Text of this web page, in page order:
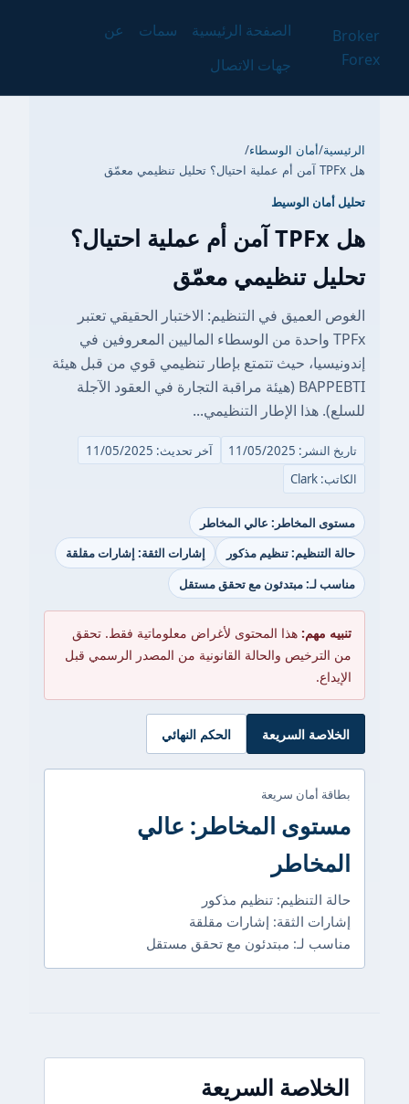
Broker
Forex
الصفحة الرئيسية سمات
عن
جهات الاتصال
الرئيسية/أمان الوسطاء/
هل TPFx آمن أم عملية احتيال؟ تحليل تنظيمي معمّق
تحليل أمان الوسيط
هل TPFx آمن أم عملية احتيال؟
تحليل تنظيمي معمّق
الغوص العميق في التنظيم: الاختبار الحقيقي تعتبر
TPFx واحدة من الوسطاء الماليين المعروفين في
إندونيسيا، حيث تتمتع بإطار تنظيمي قوي من قبل هيئة
BAPPEBTI (هيئة مراقبة التجارة في العقود الآجلة
للسلع). هذا الإطار التنظيمي...
تاريخ النشر: 11/05/2025
آخر تحديث: 11/05/2025
الكاتب: Clark
مستوى المخاطر: عالي المخاطر
حالة التنظيم: تنظيم مذكور
إشارات الثقة: إشارات مقلقة
مناسب لـ: مبتدئون مع تحقق مستقل
تنبيه مهم: هذا المحتوى لأغراض معلوماتية فقط. تحقق
من الترخيص والحالة القانونية من المصدر الرسمي قبل
الإيداع.
الخلاصة السريعة الحكم النهائي
بطاقة أمان سريعة
مستوى المخاطر: عالي
المخاطر
حالة التنظيم: تنظيم مذكور
إشارات الثقة: إشارات مقلقة
مناسب لـ: مبتدئون مع تحقق مستقل
الخلاصة السريعة